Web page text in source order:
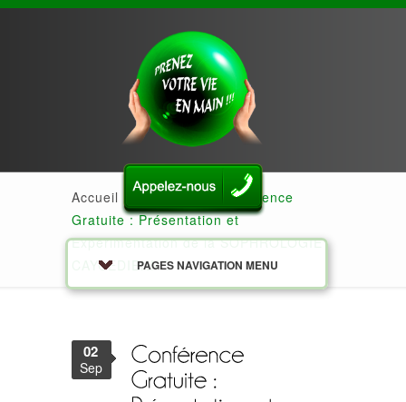
PAGES NAVIGATION MENU
Accueil » Actualités » Conférence
Gratuite : Présentation et
Expérimentation de la SOPHROLOGIE
CAYCEDIENNE
02
Sep